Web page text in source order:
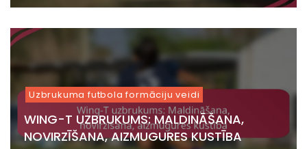
Uzbrukuma futbola formāciju veidi
WING-T UZBRUKUMS: MALDINĀŠANA,
NOVIRZĪŠANA, AIZMUGURES KUSTĪBA